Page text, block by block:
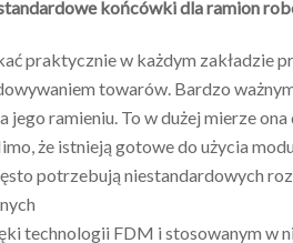
końcówki dla ramion
praktycznie w każdym zakładzie
towarów. Bardzo
jego ramieniu. To w dużej mierze
że istnieją gotowe do użycia
potrzebują niestandardowych
technologii FDM i stosowanym w